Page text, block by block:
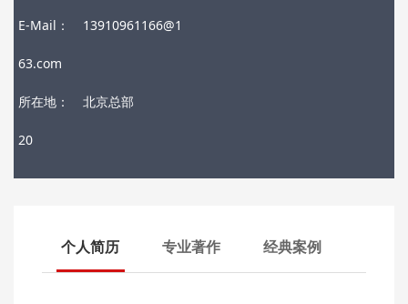
E-Mail： 13910961166@1
63.com
所在地： 北京总部
20
个人简历 专业著作 经典案例